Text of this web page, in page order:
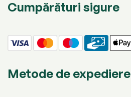
Cumpărături sigure
Metode de expediere